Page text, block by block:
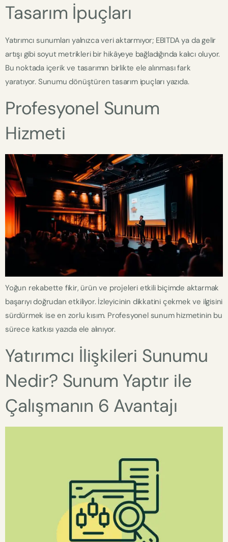
Tasarım İpuçları
Yatırımcı sunumları yalnızca veri aktarmıyor; EBITDA ya da gelir
artışı gibi soyut metrikleri bir hikâyeye bağladığında kalıcı oluyor.
Bu noktada içerik ve tasarımın birlikte ele alınması fark
yaratıyor. Sunumu dönüştüren tasarım ipuçları yazıda.
Profesyonel Sunum
Hizmeti
Yoğun rekabette fikir, ürün ve projeleri etkili biçimde aktarmak
başarıyı doğrudan etkiliyor. İzleyicinin dikkatini çekmek ve ilgisini
sürdürmek ise en zorlu kısım. Profesyonel sunum hizmetinin bu
sürece katkısı yazıda ele alınıyor.
Yatırımcı İlişkileri Sunumu
Nedir? Sunum Yaptır ile
Çalışmanın 6 Avantajı